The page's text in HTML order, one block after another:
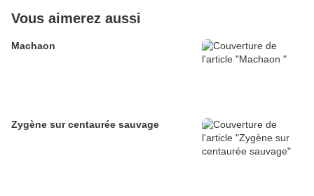
Vous aimerez aussi
Machaon
Zygène sur centaurée sauvage